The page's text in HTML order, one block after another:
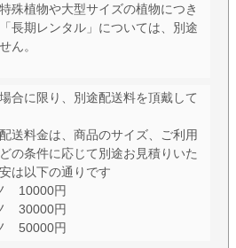
殊植物や大型サイズの植物につき
長期レンタル」については、別途
ん。
合に限り、別途配送料を頂戴して
送料金は、商品のサイズ、ご利用
の条件に応じて別途お見積りいた
は以下の通りです
10000円
30000円
50000円